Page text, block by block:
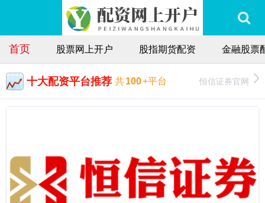
首页 股票网上开户 股指期货配资 金融股票
十大配资平台推荐 共100+平台 恒信证券官网